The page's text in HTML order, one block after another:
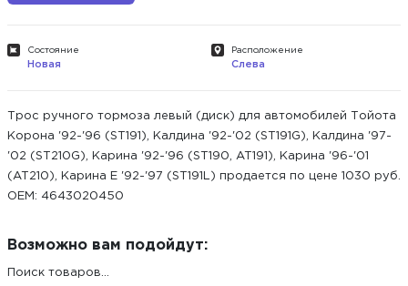
Состояние
Новая
Расположение
Слева
Трос ручного тормоза левый (диск) для автомобилей Тойота
Корона '92-'96 (ST191), Калдина '92-'02 (ST191G), Калдина '97-
'02 (ST210G), Карина '92-'96 (ST190, AT191), Карина '96-'01
(AT210), Карина Е '92-'97 (ST191L) продается по цене 1030 руб.
ОЕМ: 4643020450
Возможно вам подойдут:
Поиск товаров...